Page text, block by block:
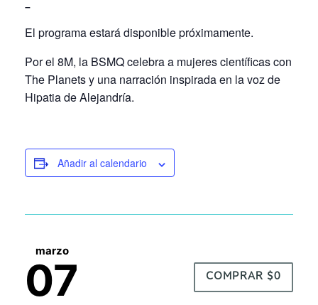
–
El programa estará disponible próximamente.
Por el 8M, la BSMQ celebra a mujeres científicas con
The Planets y una narración inspirada en la voz de
Hipatia de Alejandría.
Añadir al calendario
marzo
07 COMPRAR $0